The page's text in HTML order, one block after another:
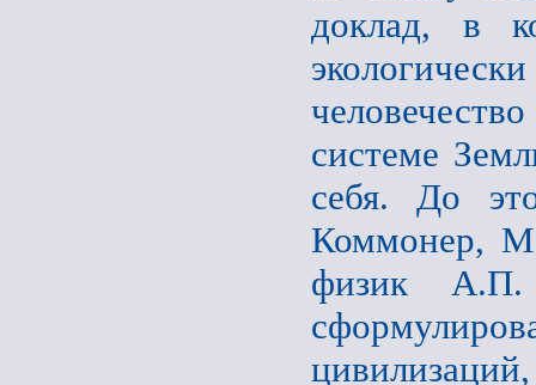
доклад, в
системе
себя. До
Коммонер,
физик А.П.